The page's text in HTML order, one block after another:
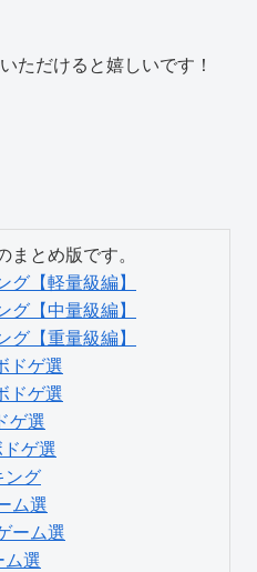
ただけると嬉しいです！
【軽量級編】
【中量級編】
【重量級編】
ドゲ選
ドゲ選
ゲ選
ゲ選
ング
ム選
ーム選
ム選